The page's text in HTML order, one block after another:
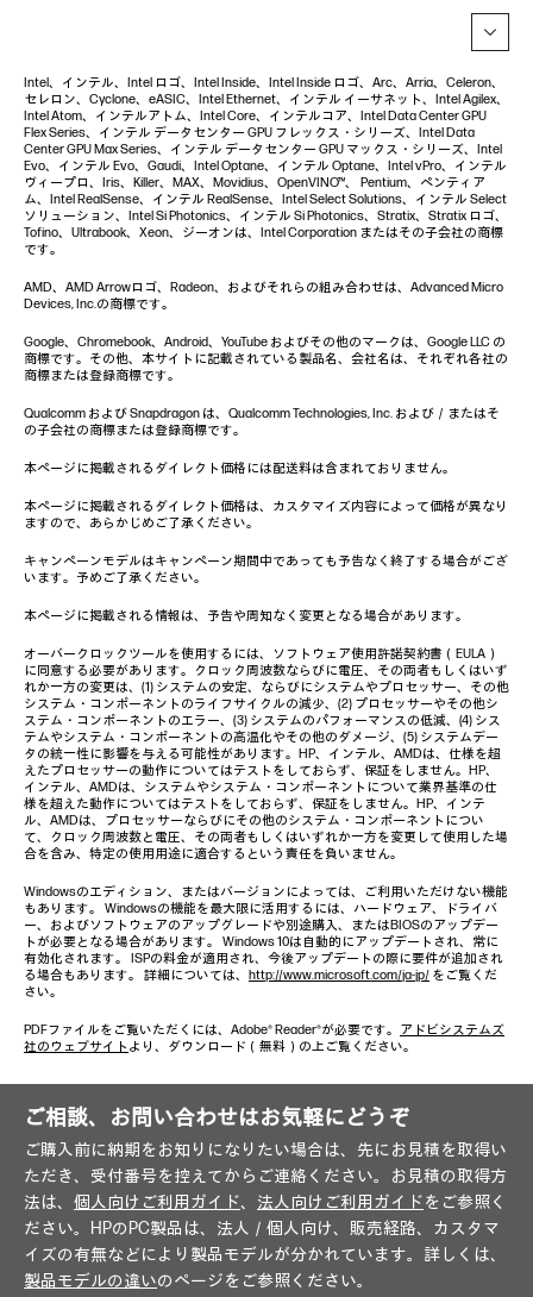
Intel、インテル、Intel ロゴ、Intel Inside、Intel Inside ロゴ、Arc、Arria、Celeron、
セレロン、Cyclone、eASIC、Intel Ethernet、インテル イーサネット、Intel Agilex、
Intel Atom、インテルアトム、Intel Core、インテルコア、Intel Data Center GPU
Flex Series、インテル データセンター GPU フレックス・シリーズ、Intel Data
Center GPU Max Series、インテル データセンター GPU マックス・シリーズ、Intel
Evo、インテル Evo、Gaudi、Intel Optane、インテル Optane、Intel vPro、インテル
ヴィープロ、Iris、Killer、MAX、Movidius、OpenVINO™、 Pentium、ペンティア
ム、Intel RealSense、インテル RealSense、Intel Select Solutions、インテル Select
ソリューション、Intel Si Photonics、インテル Si Photonics、Stratix、Stratix ロゴ、
Tofino、Ultrabook、Xeon、ジーオンは、Intel Corporation またはその子会社の商標
です。
AMD、AMD Arrowロゴ、Radeon、およびそれらの組み合わせは、Advanced Micro
Devices, Inc.の商標です。
Google、Chromebook、Android、YouTube およびその他のマークは、Google LLC の
商標です。その他、本サイトに記載されている製品名、会社名は、それぞれ各社の
商標または登録商標です。
Qualcomm および Snapdragon は、Qualcomm Technologies, Inc. および／またはそ
の子会社の商標または登録商標です。
本ページに掲載されるダイレクト価格には配送料は含まれておりません。
本ページに掲載されるダイレクト価格は、カスタマイズ内容によって価格が異なり
ますので、あらかじめご了承ください。
キャンペーンモデルはキャンペーン期間中であっても予告なく終了する場合がござ
います。予めご了承ください。
本ページに掲載される情報は、予告や周知なく変更となる場合があります。
オーバークロックツールを使用するには、ソフトウェア使用許諾契約書（EULA）
に同意する必要があります。クロック周波数ならびに電圧、その両者もしくはいず
れか一方の変更は、(1) システムの安定、ならびにシステムやプロセッサー、その他
システム・コンポーネントのライフサイクルの減少、(2) プロセッサーやその他シ
ステム・コンポーネントのエラー、(3) システムのパフォーマンスの低減、(4) シス
テムやシステム・コンポーネントの高温化やその他のダメージ、(5) システムデー
タの統一性に影響を与える可能性があります。HP、インテル、AMDは、仕様を超
えたプロセッサーの動作についてはテストをしておらず、保証をしません。HP、
インテル、AMDは、システムやシステム・コンポーネントについて業界基準の仕
様を超えた動作についてはテストをしておらず、保証をしません。HP、インテ
ル、AMDは、プロセッサーならびにその他のシステム・コンポーネントについ
て、クロック周波数と電圧、その両者もしくはいずれか一方を変更して使用した場
合を含み、特定の使用用途に適合するという責任を負いません。
Windowsのエディション、またはバージョンによっては、ご利用いただけない機能
もあります。 Windowsの機能を最大限に活用するには、ハードウェア、ドライバ
ー、およびソフトウェアのアップグレードや別途購入、またはBIOSのアップデー
トが必要となる場合があります。 Windows 10は自動的にアップデートされ、常に
有効化されます。 ISPの料金が適用され、今後アップデートの際に要件が追加され
る場合もあります。 詳細については、 http://www.microsoft.com/ja-jp/ をご覧くだ
さい。
PDFファイルをご覧いただくには、Adobe® Reader®が必要です。 アドビシステムズ
社のウェブサイト より、ダウンロード（無料）の上ご覧ください。
ご相談、お問い合わせはお気軽にどうぞ
ご購入前に納期をお知りになりたい場合は、先にお見積を取得い
ただき、受付番号を控えてからご連絡ください。お見積の取得方
法は、 個人向けご利用ガイド、 法人向けご利用ガイドをご参照く
ださい。HPのPC製品は、法人／個人向け、販売経路、カスタマ
イズの有無などにより製品モデルが分かれています。詳しくは、
製品モデルの違いのページをご参照ください。